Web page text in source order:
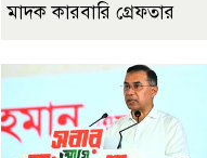
মাদক কারবারি গ্রেফতার